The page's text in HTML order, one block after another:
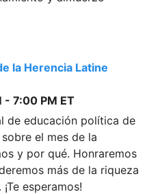
la Herencia Latine
- 7:00 PM ET
de educación política de
el mes de la
y por qué. Honraremos
más de la riqueza
esperamos!